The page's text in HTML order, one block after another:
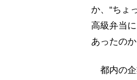
か、“ちょ
高級弁当
あったの
都内の企